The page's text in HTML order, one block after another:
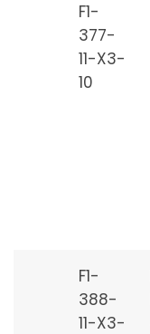
F1-
377-
11-X3-
10
F1-
388-
11-X3-